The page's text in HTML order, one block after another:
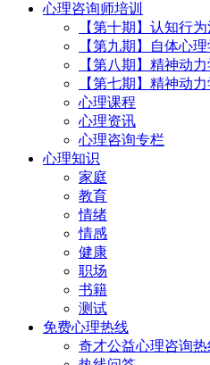
心理咨询师培训
【第十期】认知行
【第九期】自体心
【第八期】精神动
【第七期】精神动
心理课程
心理资讯
心理咨询专栏
心理知识
家庭
教育
情绪
情感
健康
职场
书籍
测试
免费心理热线
奇才公益心理咨询热